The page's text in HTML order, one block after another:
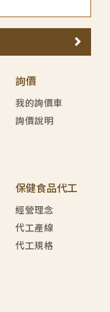
詢價
我的詢價車
詢價說明
保健食品代工
經營理念
代工產線
代工規格